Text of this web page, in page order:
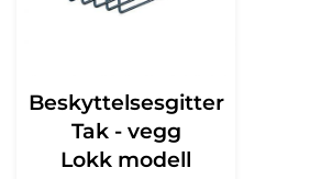
Beskyttelsesgitter
Tak - vegg
Lokk modell